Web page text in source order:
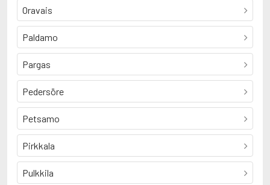
Oravais
Paldamo
Pargas
Pedersöre
Petsamo
Pirkkala
Pulkkila